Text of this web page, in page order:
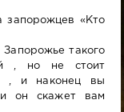
запорожцев «Кто
такого
, но не стоит
, и наконец вы
он скажет вам